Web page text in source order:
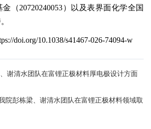
（20720240053）以及表界面化学全国
doi.org/10.1038/s41467-026-74094-w
谢清水团队在富锂正极材料厚电极设计方面
院彭栋梁、谢清水团队在富锂正极材料领域取